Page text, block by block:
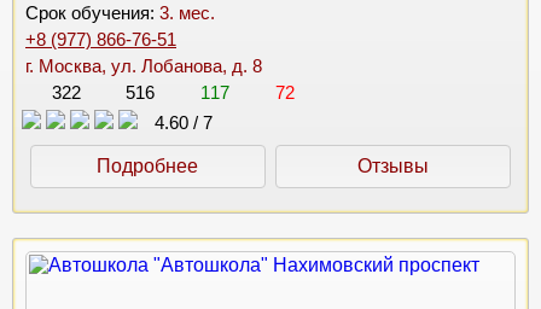
Срок обучения: 3. мес.
+8 (977) 866-76-51
г. Москва, ул. Лобанова, д. 8
322
516 117
72
4.60 / 7
Подробнее Отзывы